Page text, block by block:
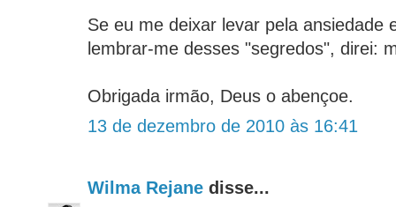
Se eu me deixar levar pela ansiedade
lembrar-me desses "segredos", direi:
Obrigada irmão, Deus o abençoe.
13 de dezembro de 2010 às 16:41
Wilma Rejane disse...